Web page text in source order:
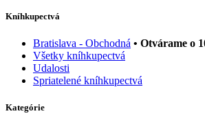
Kníhkupectvá
Bratislava - Obchodná • Otvárame o
Všetky kníhkupectvá
Udalosti
Spriatelené kníhkupectvá
Kategórie